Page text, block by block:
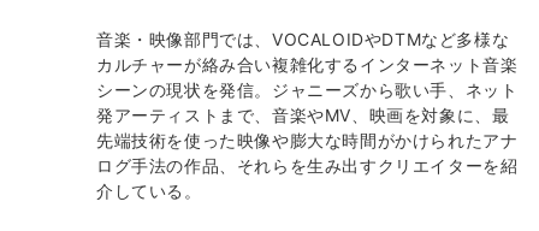
音楽・映像部門では、VOCALOIDやDTMなど多様な
カルチャーが絡み合い複雑化するインターネット音楽
シーンの現状を発信。ジャニーズから歌い手、ネット
発アーティストまで、音楽やMV、映画を対象に、最
先端技術を使った映像や膨大な時間がかけられたアナ
ログ手法の作品、それらを生み出すクリエイターを紹
介している。